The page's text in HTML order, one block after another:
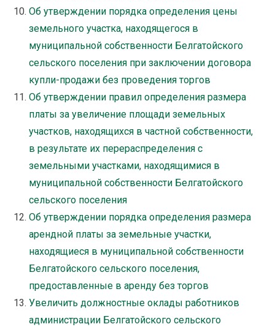
Об утверждении порядка определения цены
земельного участка, находящегося в
муниципальной собственности Белгатойского
сельского поселения при заключении договора
купли-продажи без проведения торгов
Об утверждении правил определения размера
платы за увеличение площади земельных
участков, находящихся в частной собственности,
в результате их перераспределения с
земельными участками, находящимися в
муниципальной собственности Белгатойского
сельского поселения
Об утверждении порядка определения размера
арендной платы за земельные участки,
находящиеся в муниципальной собственности
Белгатойского сельского поселения,
предоставленные в аренду без торгов
Увеличить должностные оклады работников
администрации Белгатойского сельского